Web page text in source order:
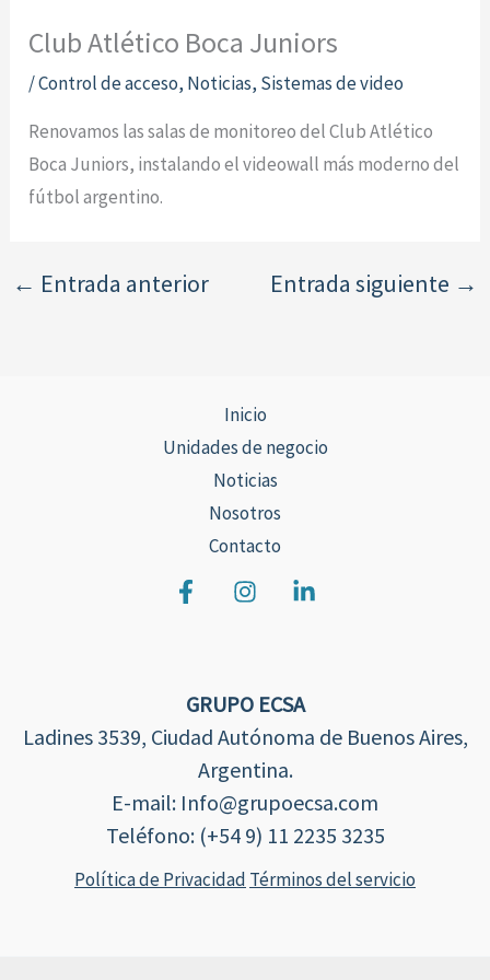
Club Atlético Boca Juniors
/Control de acceso, Noticias, Sistemas de video
Renovamos las salas de monitoreo del Club Atlético
Boca Juniors, instalando el videowall más moderno del
fútbol argentino.
← Entrada anterior Entrada siguiente →
Inicio
Unidades de negocio
Noticias
Nosotros
Contacto
GRUPO ECSA
Ladines 3539, Ciudad Autónoma de Buenos Aires,
Argentina.
E-mail: Info@grupoecsa.com
Teléfono: (+54 9) 11 2235 3235
Política de Privacidad Términos del servicio